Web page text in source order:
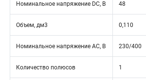
Номинальное напряжение DC, В 48
Объем, дм3 0,110
Номинальное напряжение АС, В 230/400
Количество полюсов 1